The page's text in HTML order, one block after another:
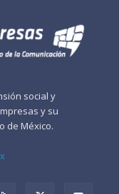
social y
y su
de México.